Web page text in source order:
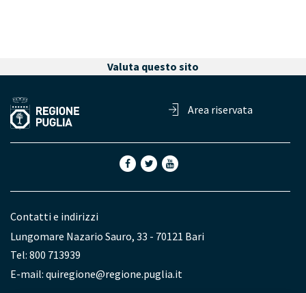
Valuta questo sito
Area riservata
Contatti e indirizzi
Lungomare Nazario Sauro, 33 - 70121 Bari
Tel: 800 713939
E-mail: quiregione@regione.puglia.it